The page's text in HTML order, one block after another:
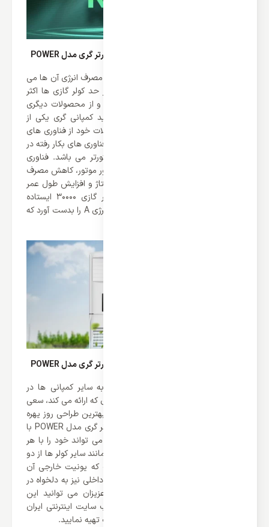
یکی از نکات حائز اهمیت در کولر گازی ها مصرف انرژی آن ها می
باشد. در گذشته به دلیل مصرف بیش از حد کولر گازی ها اکثر
افراد از کولر های گازی فاصله می گرفتند و از محصولات دیگری
استفاده می کردند. همانطور که می دانید کمپانی گری یکی از
پیشرفته ترین برند ها است که در محصولات خود از فناوری های
بروزی بهره می برد. یکی از برجسته ترین فناوری های بکار رفته در
کولر گازی 30000 ایستاده گری فناوری اینورتر می باشد. فناوری
اینورتر در کولر گازی سبب تنظیم سرعت دور موتور، کاهش مصرف
برق، حفاظت کمپرسور در برابر افزایش ولتاژ و افزایش طول عمر
دستگاه می شود. کمپانی گری برای کولر گازی 30000 ایستاده
اینورتر گری مدل POWER توانسته گرید انرژی A را بدست آورد که
یکی از برتری های کمپانی گری نسبت به سایر کمپانی ها در
طراحی می باشد. گری علاوه بر فناوری های که ارائه می کند، سعی
می کند که محصولاتی را تولید کند که از بهترین طراحی روز یهره
مند باشند. کولر گازی 30000 ایستاده اینورتر گری مدل POWER با
رنگ سفید طراحی و تولید شده است که می تواند خود را با هر
دکوراسیونی سازگار کند. این کولر گازی نیز مانند سایر کولر ها از دو
یونیت خارجی و داخلی تولید شده است که یونیت خارجی آن
بیرون ساختمان نصب می شود و یونیت داخلی نیز به دلخواه در
هر مکان در منزل قرار می گیرد. شما عزیزان می توانید این
محصول و سایر محصولات گری را در وب سایت اینترنتی ایران
اسپلیت با ضمانت بهترین قیمت و کیفیت تهیه نمایید.